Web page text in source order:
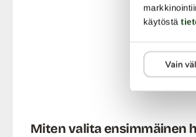
käytöstä
Vain
Miten valita ensimmäinen